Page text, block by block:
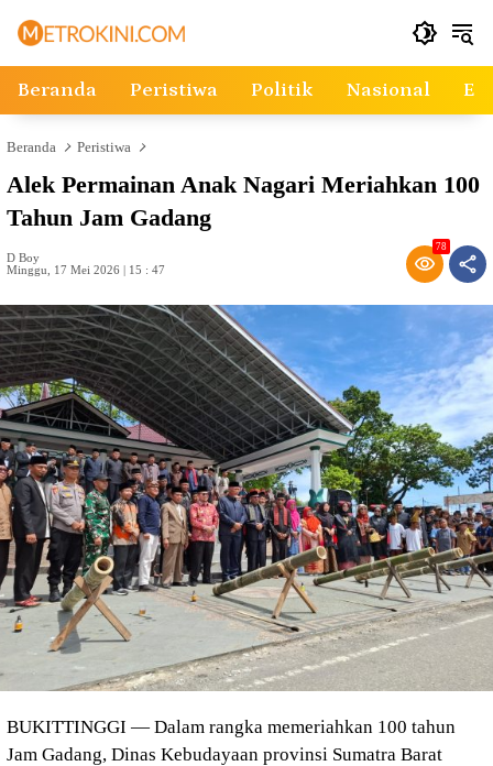
Beranda Peristiwa Politik Nasional
Beranda Peristiwa
Alek Permainan Anak Nagari Meriahkan 100
Tahun Jam Gadang
D Boy
Minggu, 17 Mei 2026 | 15 : 47
78
BUKITTINGGI — Dalam rangka memeriahkan 100 tahun
Jam Gadang, Dinas Kebudayaan provinsi Sumatra Barat